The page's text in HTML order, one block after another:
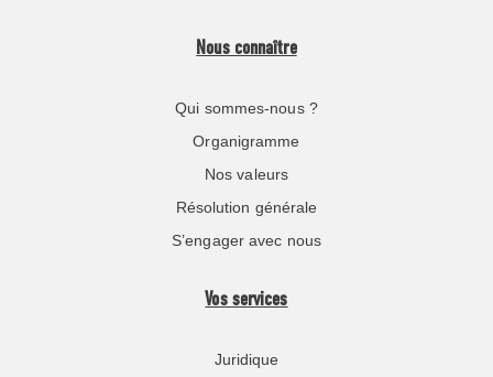
Nous connaître
Qui sommes-nous ?
Organigramme
Nos valeurs
Résolution générale
S’engager avec nous
Vos services
Juridique